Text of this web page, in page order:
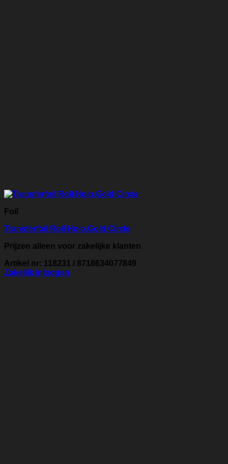
Foil
Transferfoil Roll Holo.Gold Circle
Prijzen alleen voor zakelijke klanten
Artikel nr: 118231 / 8718634077849
Zakelijk inloggen